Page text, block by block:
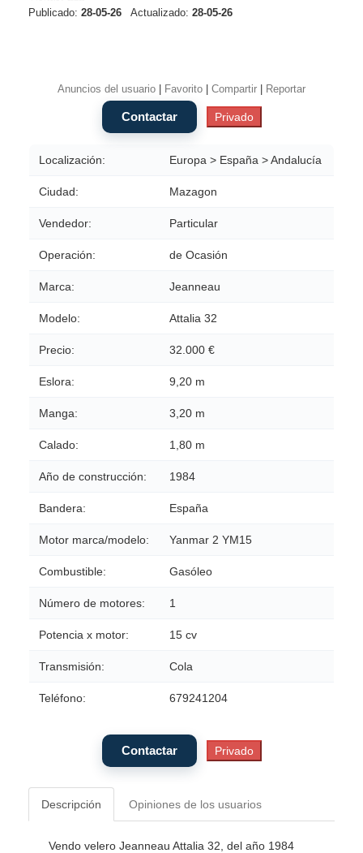
Publicado: 28-05-26 Actualizado: 28-05-26
Anuncios del usuario Favorito Compartir Reportar
Localización: Europa > España > Andalucía
Ciudad: Mazagon
Vendedor: Particular
Operación: de Ocasión
Marca: Jeanneau
Modelo: Attalia 32
Precio: 32.000 €
Eslora: 9,20 m
Manga: 3,20 m
Calado: 1,80 m
Año de construcción: 1984
Bandera: España
Motor marca/modelo: Yanmar 2 YM15
Combustible: Gasóleo
Número de motores: 1
Potencia x motor: 15 cv
Transmisión: Cola
Teléfono: 679241204
Descripción Opiniones de los usuarios
Vendo velero Jeanneau Attalia 32, del año 1984